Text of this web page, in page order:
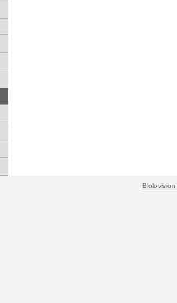
Biolovision